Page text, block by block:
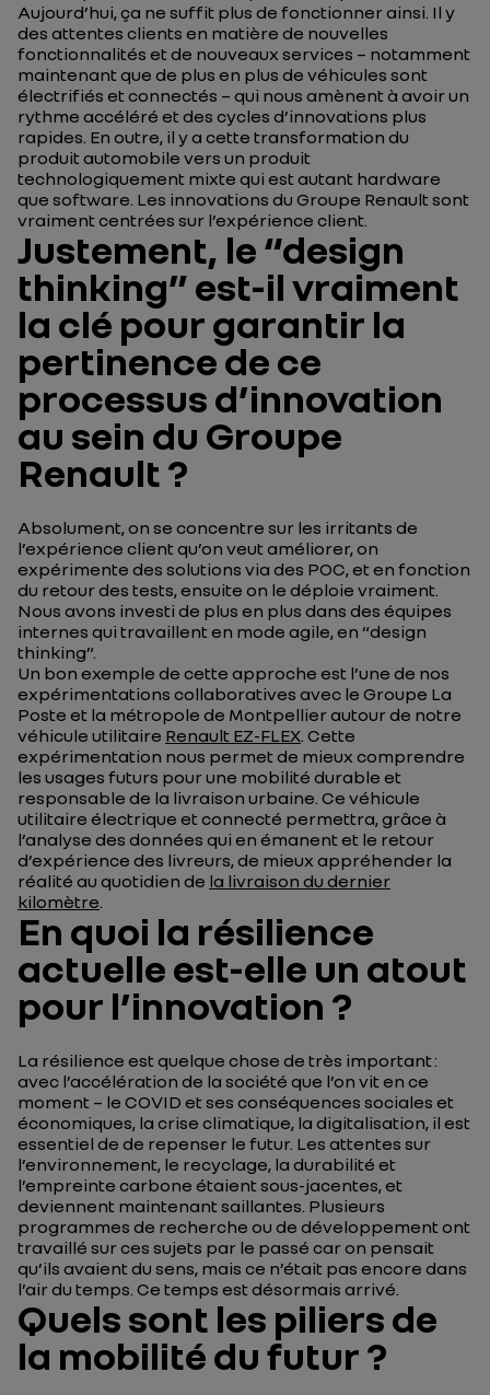
Aujourd’hui, ça ne suffit plus de fonctionner ainsi. Il y
des attentes clients en matière de nouvelles
fonctionnalités et de nouveaux services – notamment
maintenant que de plus en plus de véhicules sont
électrifiés et connectés – qui nous amènent à avoir un
rythme accéléré et des cycles d’innovations plus
rapides. En outre, il y a cette transformation du
produit automobile vers un produit
technologiquement mixte qui est autant hardware
que software. Les innovations du Groupe Renault sont
vraiment centrées sur l’expérience client.
Justement, le “design
thinking” est-il vraiment
la clé pour garantir la
pertinence de ce
processus d’innovation
au sein du Groupe
Renault ?
Absolument, on se concentre sur les irritants de
l’expérience client qu’on veut améliorer, on
expérimente des solutions via des POC, et en fonction
du retour des tests, ensuite on le déploie vraiment.
Nous avons investi de plus en plus dans des équipes
internes qui travaillent en mode agile, en “design
thinking”.
Un bon exemple de cette approche est l’une de nos
expérimentations collaboratives avec le Groupe La
Poste et la métropole de Montpellier autour de notre
véhicule utilitaire Renault EZ-FLEX. Cette
expérimentation nous permet de mieux comprendre
les usages futurs pour une mobilité durable et
responsable de la livraison urbaine. Ce véhicule
utilitaire électrique et connecté permettra, grâce à
l’analyse des données qui en émanent et le retour
d’expérience des livreurs, de mieux appréhender la
réalité au quotidien de la livraison du dernier
kilomètre.
En quoi la résilience
actuelle est-elle un atout
pour l’innovation ?
La résilience est quelque chose de très important :
avec l’accélération de la société que l’on vit en ce
moment – le COVID et ses conséquences sociales et
économiques, la crise climatique, la digitalisation, il est
essentiel de de repenser le futur. Les attentes sur
l’environnement, le recyclage, la durabilité et
l’empreinte carbone étaient sous-jacentes, et
deviennent maintenant saillantes. Plusieurs
programmes de recherche ou de développement ont
travaillé sur ces sujets par le passé car on pensait
qu’ils avaient du sens, mais ce n’était pas encore dans
l’air du temps. Ce temps est désormais arrivé.
Quels sont les piliers de
la mobilité du futur ?